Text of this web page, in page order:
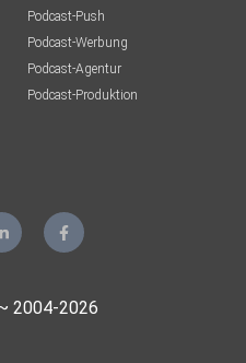
Podcast-Push
Podcast-Werbung
Podcast-Agentur
Podcast-Produktion
2004-2026